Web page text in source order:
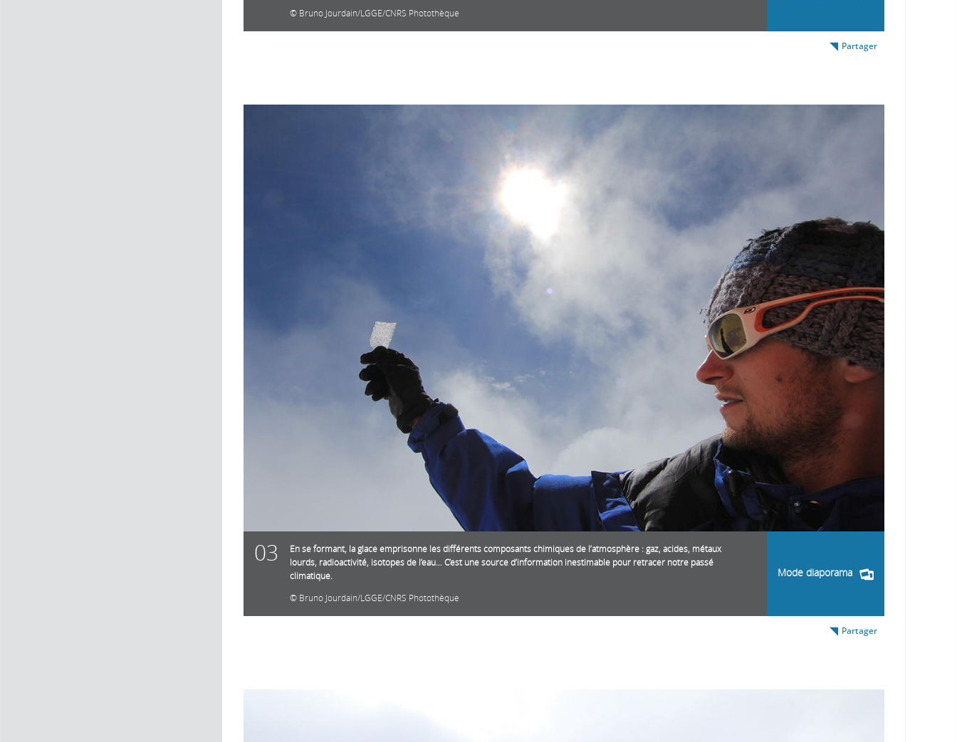
Bruno Jourdain/LGGE/CNRS Photothèque
Partager
03
En se formant, la glace emprisonne les différents composants chimiques de l’atmosphère : gaz, acides, métaux
lourds, radioactivité, isotopes de l’eau… C’est une source d’information inestimable pour retracer notre passé
climatique.
Bruno Jourdain/LGGE/CNRS Photothèque
Mode diaporama
Partager